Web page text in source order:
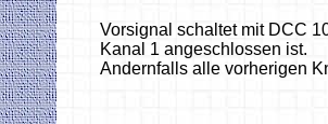
Vorsignal schaltet mit DCC
Kanal 1 angeschlossen ist.
Andernfalls alle vorherigen